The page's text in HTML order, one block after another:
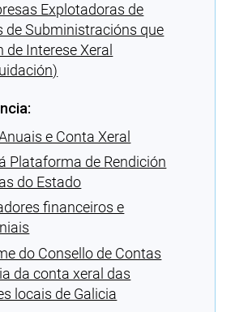
Explotadoras de
de Subministracións que
de Interese Xeral
e Conta Xeral
Plataforma de Rendición
do Estado
financeiros e
do Consello de Contas
da conta xeral das
locais de Galicia